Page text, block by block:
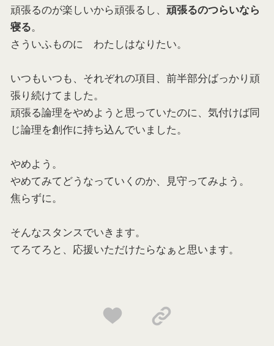
頑張るのが楽しいから頑張るし、 頑張るのつらいなら
寝る。
さういふものに わたしはなりたい。
いつもいつも、それぞれの項目、前半部分ばっかり頑
張り続けてました。
頑張る論理をやめようと思っていたのに、気付けば同
じ論理を創作に持ち込んでいました。
やめよう。
やめてみてどうなっていくのか、見守ってみよう。
焦らずに。
そんなスタンスでいきます。
てろてろと、応援いただけたらなぁと思います。